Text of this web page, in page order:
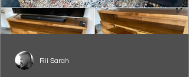
Rii Sarah